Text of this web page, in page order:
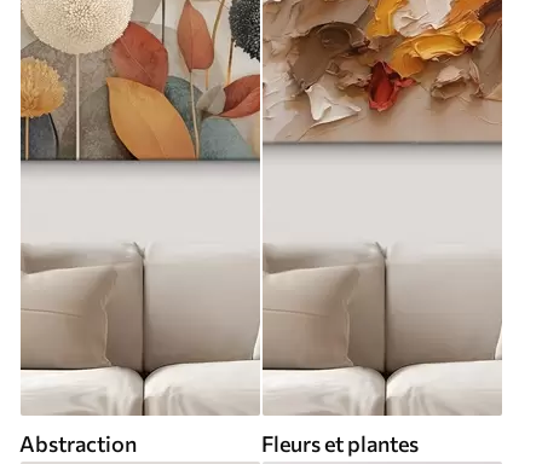
Abstraction Fleurs et plantes